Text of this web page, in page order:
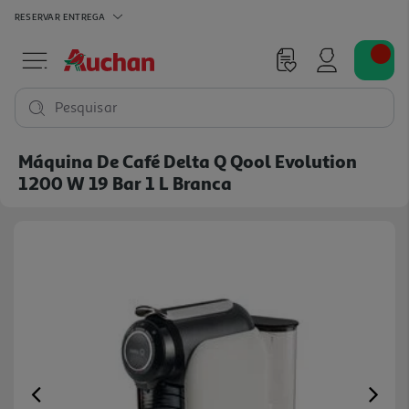
RESERVAR ENTREGA
Pesquisar
Máquina De Café Delta Q Qool Evolution
1200 W 19 Bar 1 L Branca
Previous